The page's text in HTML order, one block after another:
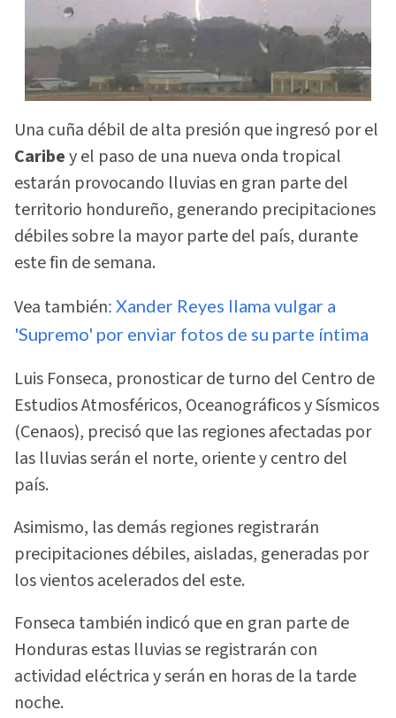
Una cuña débil de alta presión que ingresó por el
Caribey el paso de una nueva onda tropical
estarán provocando lluvias en gran parte del
territorio hondureño, generando precipitaciones
débiles sobre la mayor parte del país, durante
este fin de semana.
Vea también: Xander Reyes llama vulgar a
'Supremo' por enviar fotos de su parte íntima
Luis Fonseca, pronosticar de turno del Centro de
Estudios Atmosféricos, Oceanográficos y Sísmicos
(Cenaos), precisó que las regiones afectadas por
las lluvias serán el norte, oriente y centro del
país.
Asimismo, las demás regiones registrarán
precipitaciones débiles, aisladas, generadas por
los vientos acelerados del este.
Fonseca también indicó que en gran parte de
Honduras estas lluvias se registrarán con
actividad eléctrica y serán en horas de la tarde
noche.